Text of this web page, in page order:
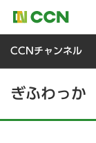
CCNチャンネル
ぎふわっか